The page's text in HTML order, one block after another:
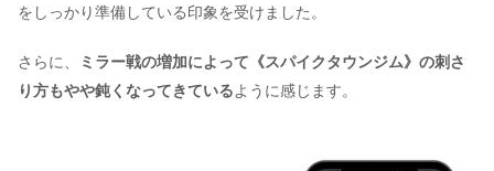
をしっかり準備している印象を受けました。
さらに、
ミラー戦の増加によって《スパイクタウンジム》の刺さ
り方もやや鈍くなってきているように感じます。